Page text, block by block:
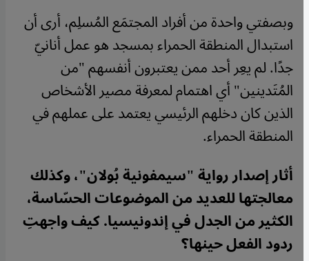
وبصفتي واحدة من أفراد المجتمَع المُسلِم، أرى أن
استبدال المنطقة الحمراء بمسجد هو عمل أنانيّ
جدًا. لم يعِر أحد ممن يعتبرون أنفسهم "من
المُتَدينين" أي اهتمام لمعرفة مصير الأشخاص
الذين كان دخلهم الرئيسي يعتمد على عملهم في
المنطقة الحمراء.
أثار إصدار رواية "سيمفونية بُولان"، وكذلك
معالجتها للعديد من الموضوعات الحسّاسة،
الكثير من الجدل في إندونيسيا. كيف واجهتِ
ردود الفعل حينها؟